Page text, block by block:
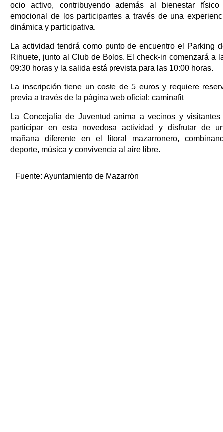
ocio activo, contribuyendo además al bienestar físico
emocional de los participantes a través de una
dinámica y participativa.
La actividad tendrá como punto de encuentro el Parking
Rihuete, junto al Club de Bolos. El check-in comenzará a
09:30 horas y la salida está prevista para las 10:00 horas.
La inscripción tiene un coste de 5 euros y requiere
previa a través de la página web oficial: caminafit
La Concejalía de Juventud anima a vecinos y visitantes
participar en esta novedosa actividad y disfrutar de
mañana diferente en el litoral mazarronero,
deporte, música y convivencia al aire libre.
Fuente: Ayuntamiento de Mazarrón